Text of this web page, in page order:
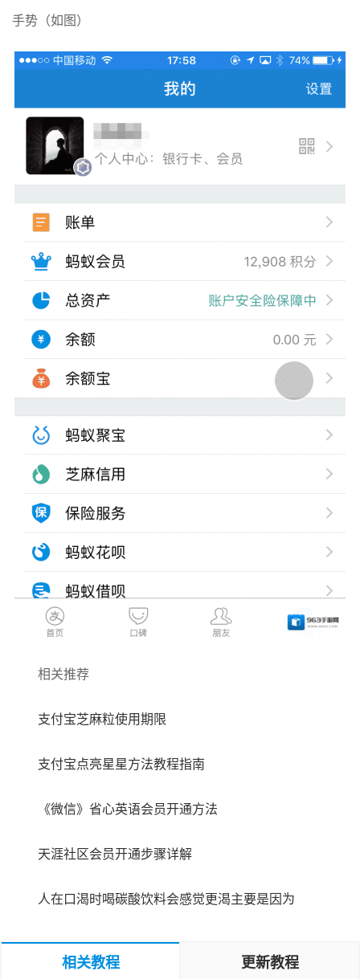
手势（如图）
相关推荐
支付宝芝麻粒使用期限
支付宝点亮星星方法教程指南
《微信》省心英语会员开通方法
天涯社区会员开通步骤详解
人在口渴时喝碳酸饮料会感觉更渴主要是因为
相关教程 更新教程